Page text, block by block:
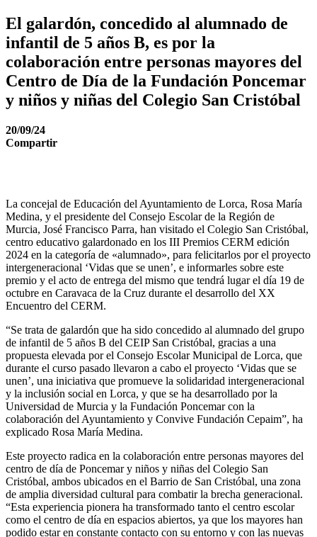
El galardón, concedido al alumnado de
infantil de 5 años B, es por la
colaboración entre personas mayores del
Centro de Día de la Fundación Poncemar
y niños y niñas del Colegio San Cristóbal
20/09/24
Compartir
La concejal de Educación del Ayuntamiento de Lorca, Rosa María
Medina, y el presidente del Consejo Escolar de la Región de
Murcia, José Francisco Parra, han visitado el Colegio San Cristóbal,
centro educativo galardonado en los III Premios CERM edición
2024 en la categoría de «alumnado», para felicitarlos por el proyecto
intergeneracional ‘Vidas que se unen’, e informarles sobre este
premio y el acto de entrega del mismo que tendrá lugar el día 19 de
octubre en Caravaca de la Cruz durante el desarrollo del XX
Encuentro del CERM.
“Se trata de galardón que ha sido concedido al alumnado del grupo
de infantil de 5 años B del CEIP San Cristóbal, gracias a una
propuesta elevada por el Consejo Escolar Municipal de Lorca, que
durante el curso pasado llevaron a cabo el proyecto ‘Vidas que se
unen’, una iniciativa que promueve la solidaridad intergeneracional
y la inclusión social en Lorca, y que se ha desarrollado por la
Universidad de Murcia y la Fundación Poncemar con la
colaboración del Ayuntamiento y Convive Fundación Cepaim”, ha
explicado Rosa María Medina.
Este proyecto radica en la colaboración entre personas mayores del
centro de día de Poncemar y niños y niñas del Colegio San
Cristóbal, ambos ubicados en el Barrio de San Cristóbal, una zona
de amplia diversidad cultural para combatir la brecha generacional.
“Esta experiencia pionera ha transformado tanto el centro escolar
como el centro de día en espacios abiertos, ya que los mayores han
podido estar en constante contacto con su entorno y con las nuevas